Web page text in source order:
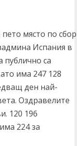
място по сбор
Испания в
публично са
има 247 128
ден най-
Оздравелите
120 196
224 за